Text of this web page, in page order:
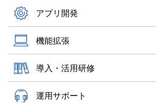
アプリ開発
機能拡張
導入・活用研修
運用サポート